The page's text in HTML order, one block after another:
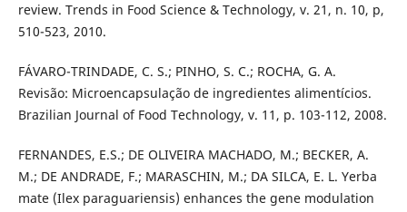
review. Trends in Food Science & Technology, v. 21, n. 10, p,
510-523, 2010.
FÁVARO-TRINDADE, C. S.; PINHO, S. C.; ROCHA, G. A.
Revisão: Microencapsulação de ingredientes alimentícios.
Brazilian Journal of Food Technology, v. 11, p. 103-112, 2008.
FERNANDES, E.S.; DE OLIVEIRA MACHADO, M.; BECKER, A.
M.; DE ANDRADE, F.; MARASCHIN, M.; DA SILCA, E. L. Yerba
mate (Ilex paraguariensis) enhances the gene modulation